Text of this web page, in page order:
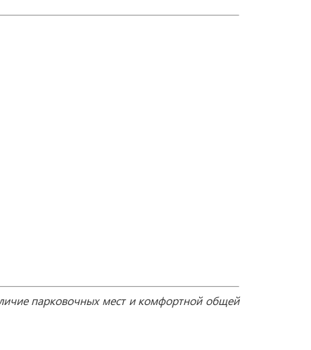
парковочных мест и комфортной общей